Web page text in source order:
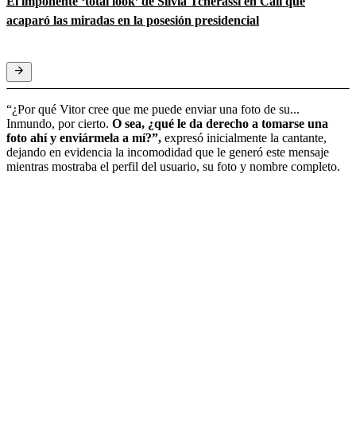
acaparó las miradas en la posesión presidencial
“¿Por qué Vitor cree que me puede enviar una foto de su...
Inmundo, por cierto. O sea, ¿qué le da derecho a tomarse una
foto ahí y enviármela a mí?”, expresó inicialmente la cantante,
dejando en evidencia la incomodidad que le generó este mensaje
mientras mostraba el perfil del usuario, su foto y nombre completo.